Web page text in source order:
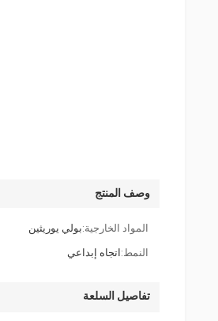
وصف المنتج
المواد الخارجية:بولي يوريثين
النمط:اتجاه إبداعي
تفاصيل السلعة